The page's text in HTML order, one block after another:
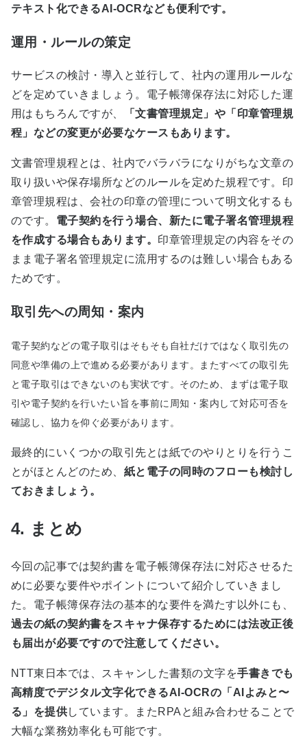
テキスト化できるAI-OCRなども便利です。
運用・ルールの策定
サービスの検討・導入と並行して、社内の運用ルールな
どを定めていきましょう。電子帳簿保存法に対応した運
用はもちろんですが、
「文書管理規定」や「印章管理規
程」などの変更が必要なケースもあります。
文書管理規程とは、社内でバラバラになりがちな文章の
取り扱いや保存場所などのルールを定めた規程です。印
章管理規程は、会社の印章の管理について明文化するも
のです。 電子契約を行う場合、新たに電子署名管理規程
を作成する場合もあります。 印章管理規定の内容をその
まま電子署名管理規定に流用するのは難しい場合もある
ためです。
取引先への周知・案内
電子契約などの電子取引はそもそも自社だけではなく取引先の
同意や準備の上で進める必要があります。またすべての取引先
と電子取引はできないのも実状です。そのため、まずは電子取
引や電子契約を行いたい旨を事前に周知・案内して対応可否を
確認し、協力を仰ぐ必要があります。
最終的にいくつかの取引先とは紙でのやりとりを行うこ
とがほとんどのため、 紙と電子の同時のフローも検討し
ておきましょう 。
4. まとめ
今回の記事では契約書を電子帳簿保存法に対応させるた
めに必要な要件やポイントについて紹介していきまし
た。電子帳簿保存法の基本的な要件を満たす以外にも、
過去の紙の契約書をスキャナ保存するためには法改正後
も届出が必要ですので注意してください。
NTT東日本では、スキャンした書類の文字を手書きでも
高精度でデジタル文字化できるAI-OCRの「 AI よみと〜
る」を提供しています。また RPA と組み合わせることで
大幅な業務効率化も可能です。